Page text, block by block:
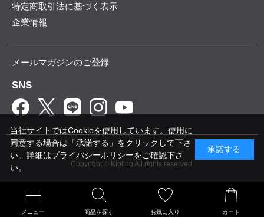
メニュー 商品を探す お気に入り カート
特定商取引法に基づく表示
企業情報
メールマガジンのご登録
SNS
Copyright © Kipling All rights reserved.
当社サイトではCookieを使用しています。使用に
同意する場合は「承諾する」をクリックして下さ
い。詳細はプライバシーポリシーをご確認下さ
い。
承諾する